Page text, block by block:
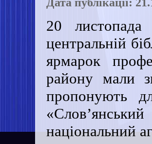
20 листопада
центральній
ярмарок
району мали
пропонують
національний